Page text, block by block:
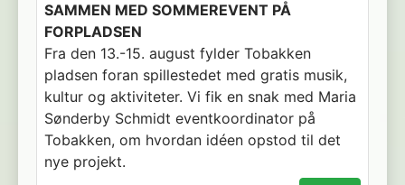
SAMMEN MED SOMMEREVENT PÅ
FORPLADSEN
Fra den 13.-15. august fylder Tobakken
pladsen foran spillestedet med gratis musik,
kultur og aktiviteter. Vi fik en snak med Maria
Sønderby Schmidt eventkoordinator på
Tobakken, om hvordan idéen opstod til det
nye projekt.